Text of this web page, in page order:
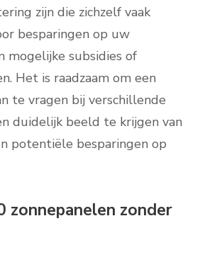
zijn die zichzelf vaak
besparingen op uw
mogelijke subsidies of
Het is raadzaam om een
te vragen bij verschillende
duidelijk beeld te krijgen van
potentiële besparingen op
zonnepanelen zonder